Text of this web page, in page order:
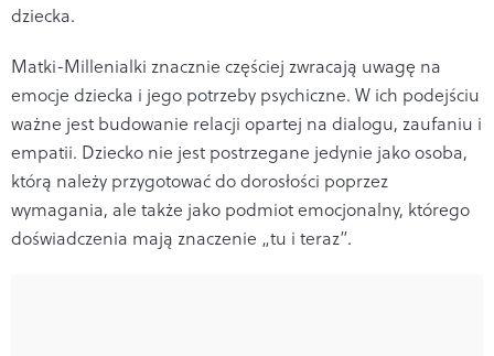
dziecka.
Matki-Millenialki znacznie częściej zwracają uwagę na
emocje dziecka i jego potrzeby psychiczne. W ich podejściu
ważne jest budowanie relacji opartej na dialogu, zaufaniu i
empatii. Dziecko nie jest postrzegane jedynie jako osoba,
którą należy przygotować do dorosłości poprzez
wymagania, ale także jako podmiot emocjonalny, którego
doświadczenia mają znaczenie „tu i teraz”.